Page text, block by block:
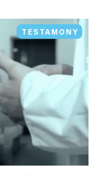
TESTAMONY